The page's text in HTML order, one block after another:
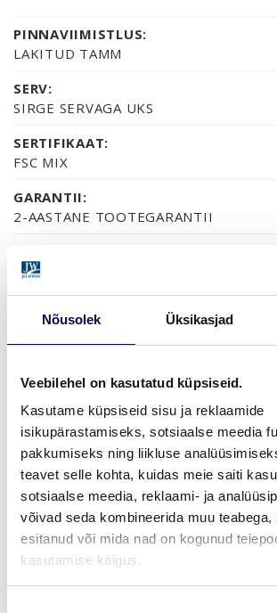
Nõusolek Üksikasjad
Veebilehel on kasutatud küpsiseid.
Kasutame küpsiseid sisu ja reklaamide
isikupärastamiseks, sotsiaalse meedia
pakkumiseks ning liikluse
teavet selle kohta, kuidas meie saiti
sotsiaalse meedia, reklaami- ja
võivad seda kombineerida muu teabega,
esitanud või mida nad on kogunud
kasutamise käigus.
PINNAVIIMISTLUS:
LAKITUD TAMM
SERV:
SIRGE SERVAGA UKS
SERTIFIKAAT:
FSC MIX
GARANTII:
2-AASTANE TOOTEGARANTII
VIIMISTLUS (1)
OAK CLEAR VARNISH
LEIA EDASIMÜÜJA